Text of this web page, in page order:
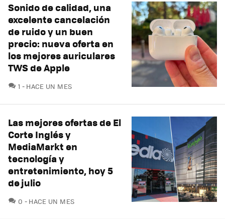
Sonido de calidad, una
excelente cancelación
de ruido y un buen
precio: nueva oferta en
los mejores auriculares
TWS de Apple
1 COMENTARIOS
HACE UN MES
Las mejores ofertas de El
Corte Inglés y
MediaMarkt en
tecnología y
entretenimiento, hoy 5
de julio
0 COMENTARIOS
HACE UN MES